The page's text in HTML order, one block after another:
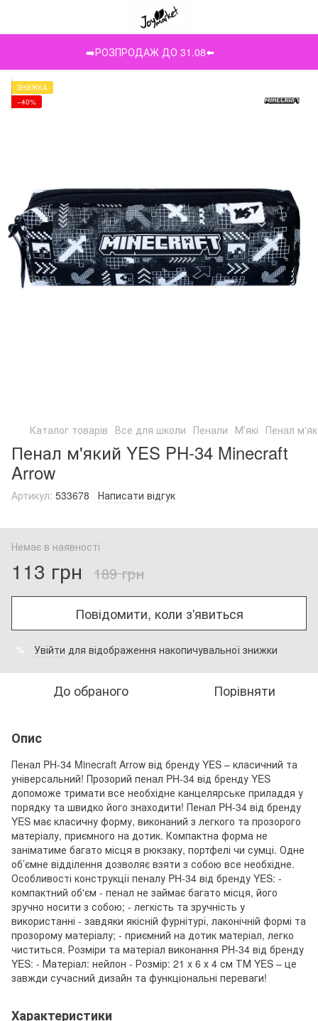
➡️РОЗПРОДАЖ ДО 31.08⬅️
ЗНИЖКА
−40%
Каталог товарів Все для школи Пенали Мʼякі Пенал
Пенал м'який YES PH-34 Minecraft
Arrow
Артикул: 533678 Написати відгук
Немає в наявності
113 грн 189 грн
Повідомити, коли з'явиться
% Увійти для відображення накопичувальної знижки
До обраного Порівняти
Опис
Пенал PH-34 Minecraft Arrow від бренду YES – класичний та
універсальний! Прозорий пенал PH-34 від бренду YES
допоможе тримати все необхідне канцелярське приладдя у
порядку та швидко його знаходити! Пенал PH-34 від бренду
YES має класичну форму, виконаний з легкого та прозорого
матеріалу, приємного на дотик. Компактна форма не
заніматиме багато місця в рюкзаку, портфелі чи сумці. Одне
об’ємне відділення дозволяє взяти з собою все необхідне.
Особливості конструкції пеналу PH-34 від бренду YES: -
компактний об'єм - пенал не займає багато місця, його
зручно носити з собою; - легкість та зручність у
використанні - завдяки якісній фурнітурі, лаконічній формі та
прозорому матеріалу; - приємний на дотик матеріал, легко
чиститься. Розміри та матеріал виконання PH-34 від бренду
YES: - Матеріал: нейлон - Розмір: 21 x 6 х 4 см ТМ YES – це
завжди сучасний дизайн та функціональні переваги!
Характеристики